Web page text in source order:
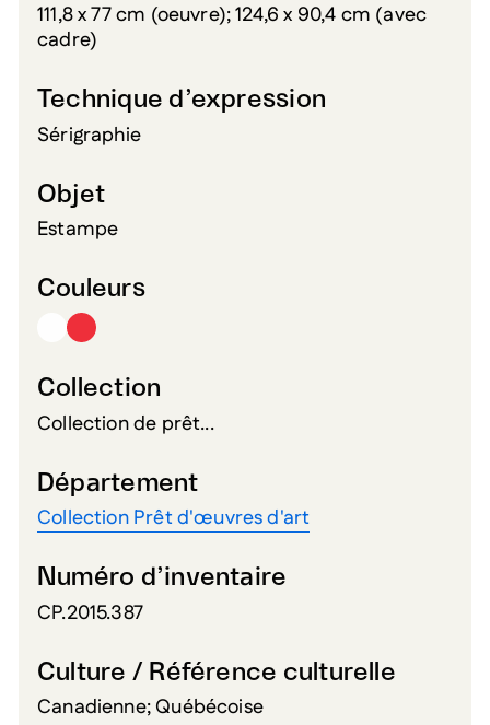
111,8 x 77 cm (oeuvre); 124,6 x 90,4 cm (avec
cadre)
Technique d’expression
Sérigraphie
Objet
Estampe
Couleurs
Collection
Collection de prêt...
Département
Collection Prêt d'œuvres d'art
Numéro d’inventaire
CP.2015.387
Culture / Référence culturelle
Canadienne; Québécoise